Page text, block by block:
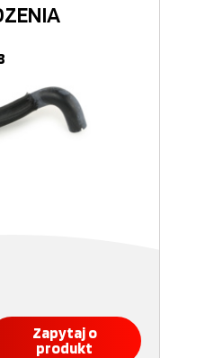
Zapytaj o
produkt